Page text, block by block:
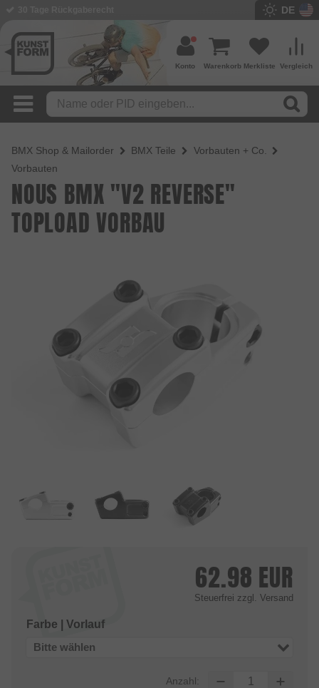
DE
Vergleich
Merkliste
Warenkorb
Konto
BMX Shop & Mailorder BMX Teile
Vorbauten + Co.
Vorbauten
NOUS BMX "V2 REVERSE"
TOPLOAD VORBAU
62.98 EUR
Steuerfrei zzgl. Versand
Farbe | Vorlauf
Bitte wählen
Anzahl: